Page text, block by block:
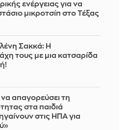
ενέργειας για να
μικροτσίπ στο Τέξας
Σακκά: Η
τους με μια κατσαρίδα
απαγορεύσει τη
στα παιδιά
στις ΗΠΑ για